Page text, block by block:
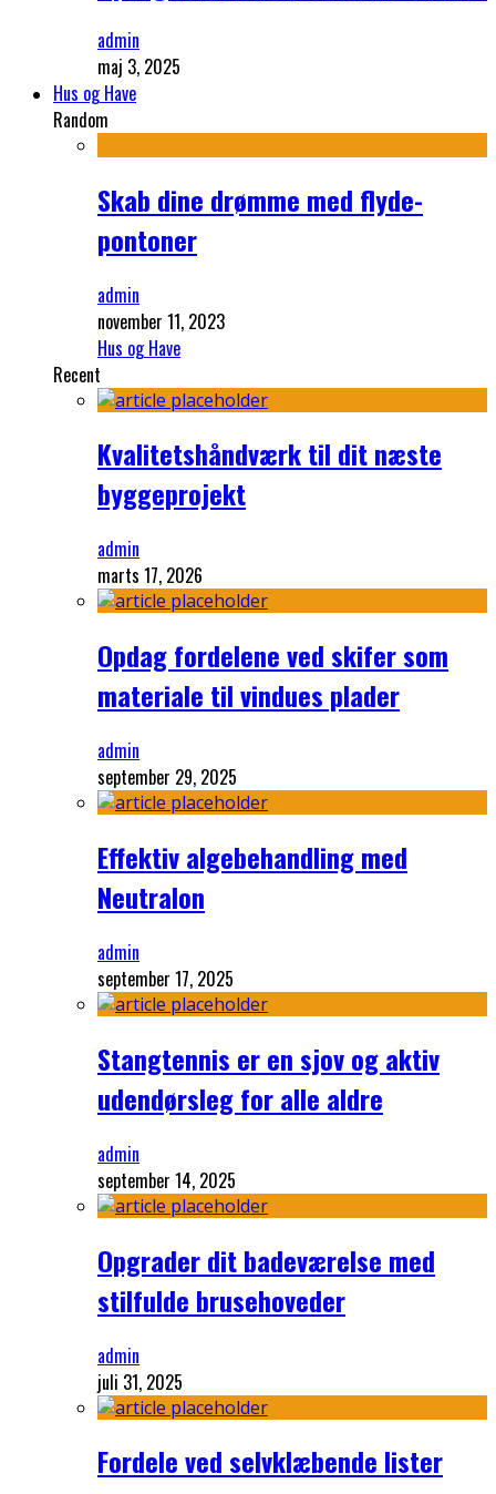
admin
maj 3, 2025
Hus og Have
Random
Skab dine drømme med flyde-
pontoner
admin
november 11, 2023
Hus og Have
Recent
Kvalitetshåndværk til dit næste
byggeprojekt
admin
marts 17, 2026
Opdag fordelene ved skifer som
materiale til vindues plader
admin
september 29, 2025
Effektiv algebehandling med
Neutralon
admin
september 17, 2025
Stangtennis er en sjov og aktiv
udendørsleg for alle aldre
admin
september 14, 2025
Opgrader dit badeværelse med
stilfulde brusehoveder
admin
juli 31, 2025
Fordele ved selvklæbende lister